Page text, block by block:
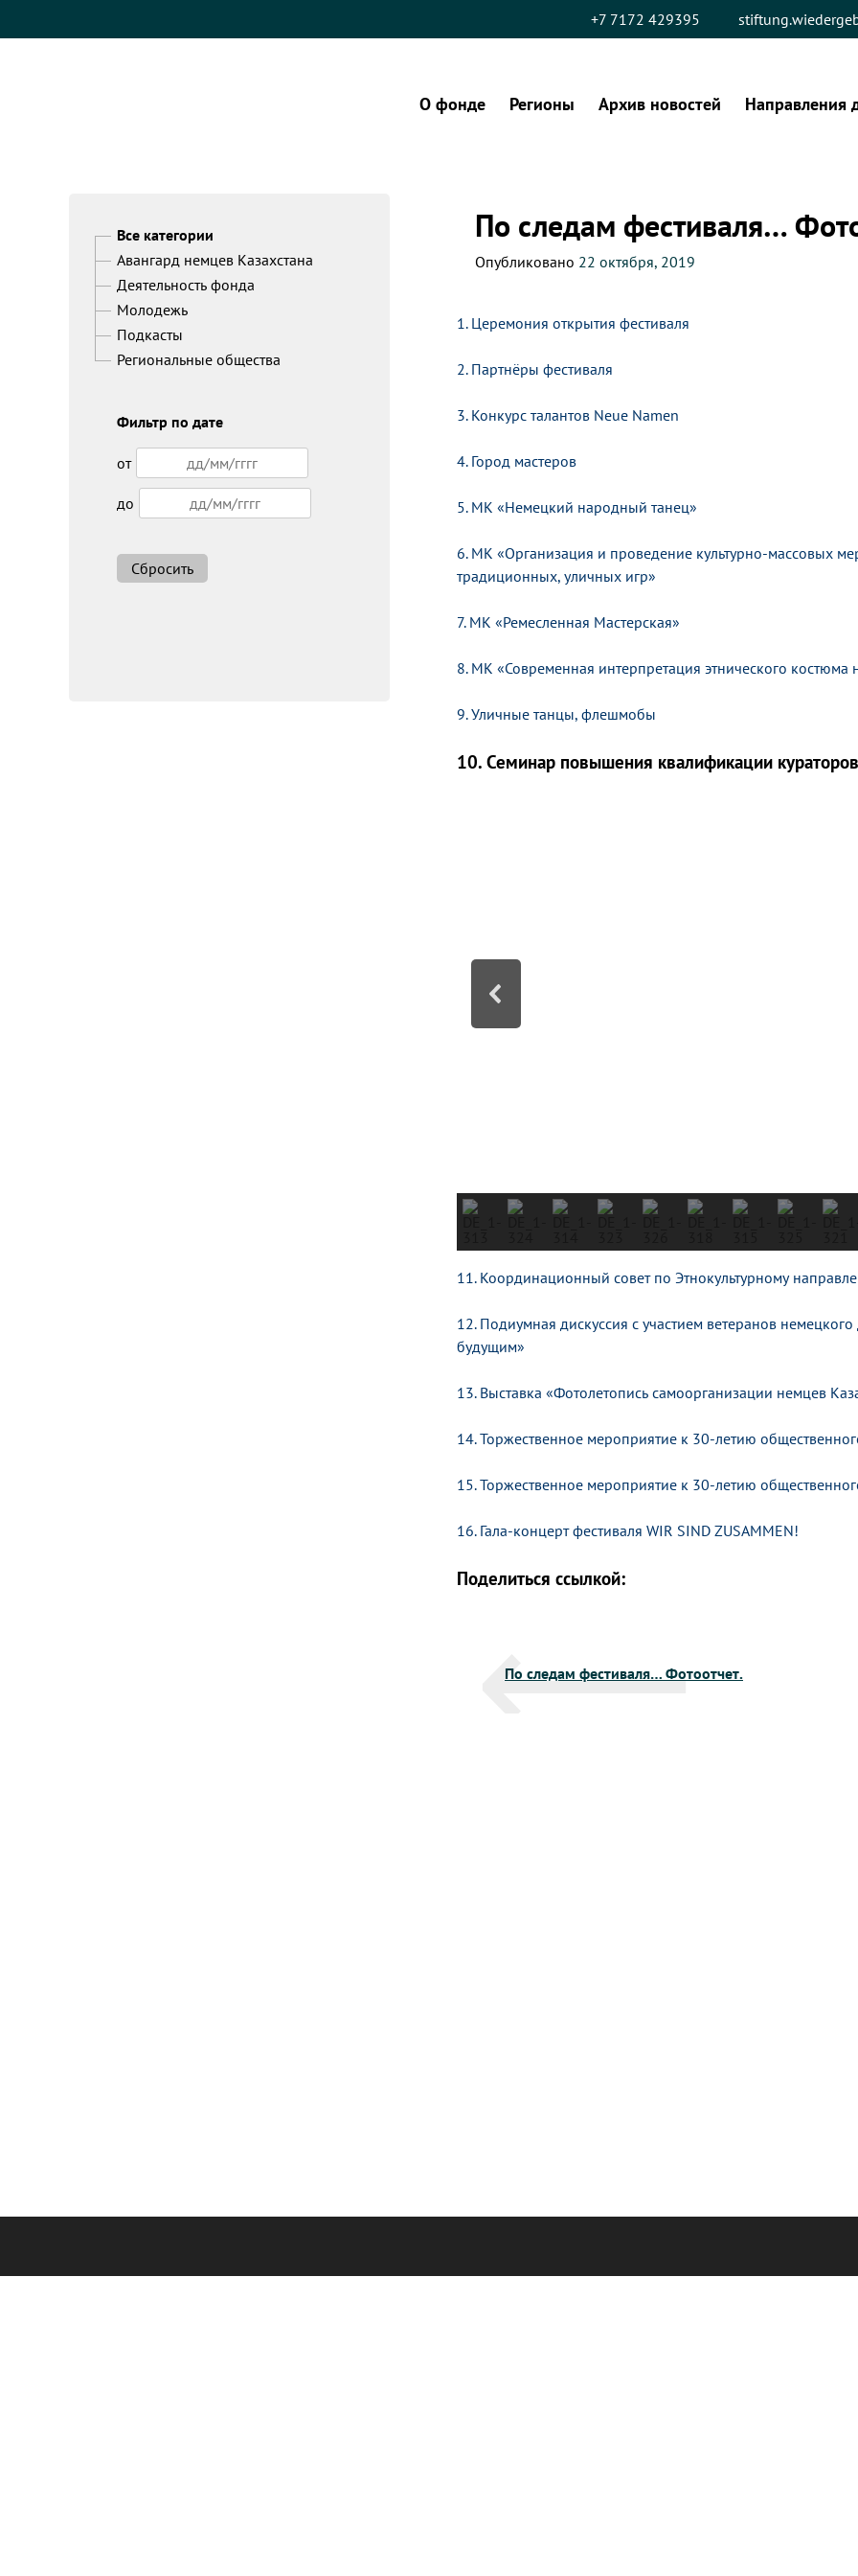
+7 7172 429395
О фонде Регионы Архив новостей Направления
По следам фестиваля…
Опубликовано 22 октября, 2019
1. Церемония открытия фестиваля
2. Партнёры фестиваля
3. Конкурс талантов Neue Namen
4. Город мастеров
5. МК «Немецкий народный танец»
6. МК «Организация и проведение культурно-массовых
традиционных, уличных игр»
7. МК «Ремесленная Мастерская»
8. МК «Современная интерпретация этнического костюма
9. Уличные танцы, флешмобы
10. Семинар повышения квалификации
11. Координационный совет по Этнокультурному
12. Подиумная дискуссия с участием ветеранов
будущим»
13. Выставка «Фотолетопись самоорганизации немцев
14. Торжественное мероприятие к 30-летию
15. Торжественное мероприятие к 30-летию
16. Гала-концерт фестиваля WIR SIND ZUSAMMEN!
Поделиться ссылкой:
По следам фестиваля… Фотоотчет.
Все категории
Авангард немцев Казахстана
Деятельность фонда
Молодежь
Подкасты
Региональные общества
Фильтр по дате
от
до
Сбросить
Поддержка портала осуществляется при финансировании Федерального